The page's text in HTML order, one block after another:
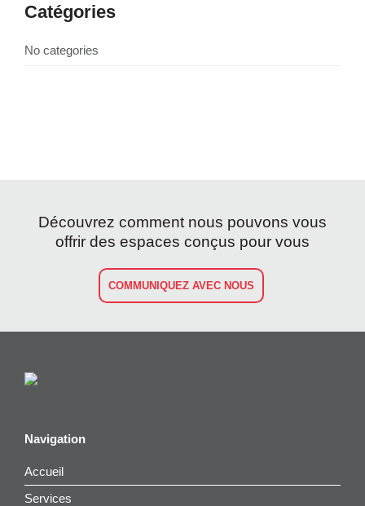
Catégories
No categories
Découvrez comment nous pouvons vous
offrir des espaces conçus pour vous
COMMUNIQUEZ AVEC NOUS
Navigation
Accueil
Services